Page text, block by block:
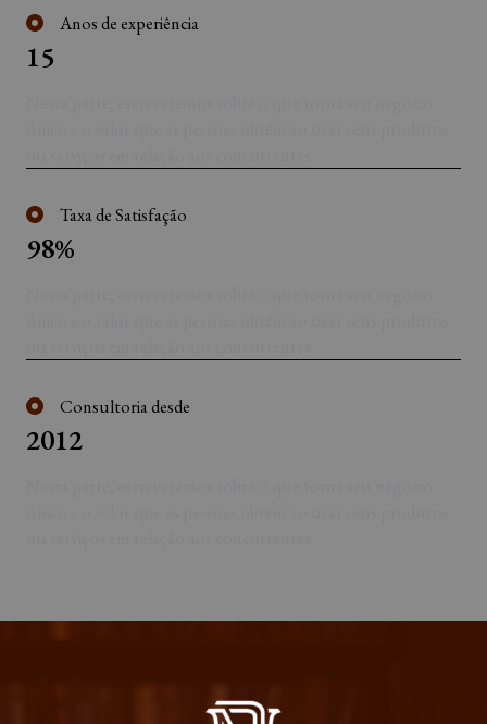
Anos de experiência
15
Taxa de Satisfação
98%
Consultoria desde
2012